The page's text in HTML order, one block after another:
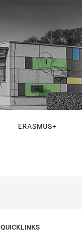
ERASMUS+
QUICKLINKS